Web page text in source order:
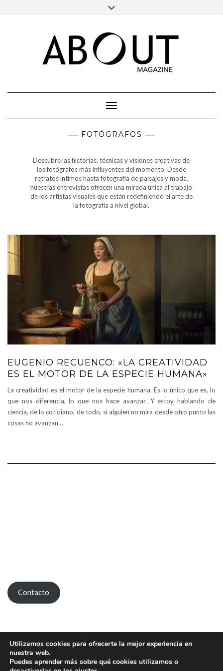
INSTAGRAM
SPOTIFY
Alternar
Cambiar modo de navegación
FOTÓGRAFOS
Descubre las historias, técnicas y visiones creativas de
los fotógrafos más influyentes del momento. Desde
retratos íntimos hasta fotografía de paisajes y moda,
nuestras entrevistas ofrecen una mirada única al trabajo
de los artistas visuales que están redefiniendo el arte de
la fotografía a nivel global.
EUGENIO RECUENCO: «LA CREATIVIDAD
ES EL MOTOR DE LA ESPECIE HUMANA»
La creatividad es el motor de la especie humana. Es lo único que es, lo
que nos diferencia, lo que nos hace avanzar. Y estoy hablando de
ciencia, de lo cotidiano, de todo, si alguien no mira desde otro punto las
cosas no avanzan…
Contacto
Utilizamos cookies para ofrecerte la mejor experiencia en
nuestra web.
Puedes aprender más sobre qué cookies utilizamos o